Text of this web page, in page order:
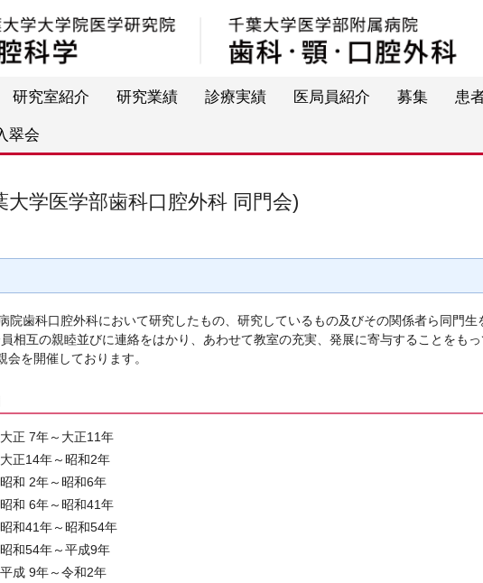
研究室紹介 研究業績 診療実績 医局員紹介 募集 患
翠会
大学医学部歯科口腔外科 同門会)
院歯科口腔外科において研究したもの、研究しているもの及びその関係者ら同門
相互の親睦並びに連絡をはかり、あわせて教室の充実、発展に寄与することをも
を開催しております。
正 7年～大正11年
14年～昭和2年
2年～昭和6年
6年～昭和41年
41年～昭和54年
54年～平成9年
9年～令和2年